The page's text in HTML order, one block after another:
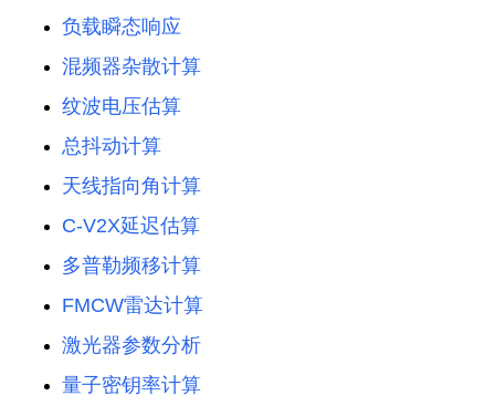
负载瞬态响应
混频器杂散计算
纹波电压估算
总抖动计算
天线指向角计算
C-V2X延迟估算
多普勒频移计算
FMCW雷达计算
激光器参数分析
量子密钥率计算